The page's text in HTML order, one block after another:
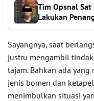
Tim Opsnal Sat
Lakukan
Sayangnya, saat
justru mengambil
tajam. Bahkan ada
jenis bomen dan
menimbulkan situasi